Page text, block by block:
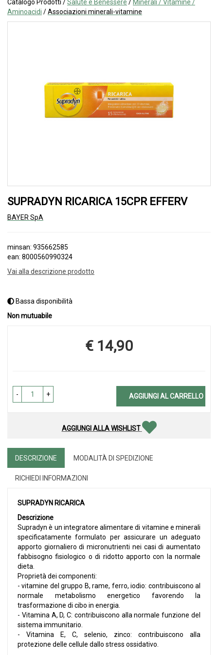
Catalogo Prodotti /Salute e Benessere / Minerali / Vitamine /
Aminoacidi /Associazioni minerali-vitamine
SUPRADYN RICARICA 15CPR EFFERV
BAYER SpA
minsan: 935662585
ean: 8000560990324
Vai alla descrizione prodotto
Bassa disponibilità
Non mutuabile
Prezzo
€ 14,90
- + AGGIUNGI AL CARRELLO
AGGIUNGI ALLA WISHLIST
DESCRIZIONE MODALITÀ DI SPEDIZIONE
RICHIEDI INFORMAZIONI
SUPRADYN RICARICA
Descrizione
Supradyn è un integratore alimentare di vitamine e minerali
specificatamente formulato per assicurare un adeguato
apporto giornaliero di micronutrienti nei casi di aumentato
fabbisogno fisiologico o di ridotto apporto con la normale
dieta.
Proprietà dei componenti:
- vitamine del gruppo B, rame, ferro, iodio: contribuiscono al
normale metabolismo energetico favorendo la
trasformazione di cibo in energia.
- Vitamina A, D, C: contribuiscono alla normale funzione del
sistema immunitario.
- Vitamina E, C, selenio, zinco: contribuiscono alla
protezione delle cellule dallo stress ossidativo.